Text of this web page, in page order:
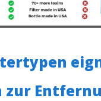
zur